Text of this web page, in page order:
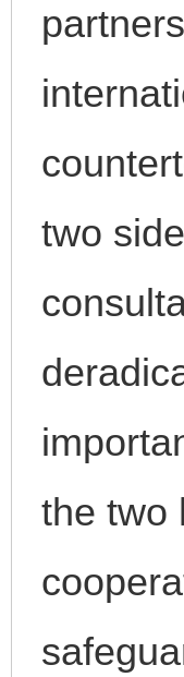
two
the two